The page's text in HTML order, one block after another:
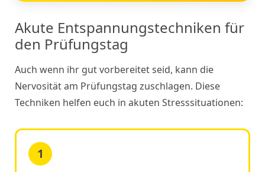
Akute Entspannungstechniken für
den Prüfungstag
Auch wenn ihr gut vorbereitet seid, kann die
Nervosität am Prüfungstag zuschlagen. Diese
Techniken helfen euch in akuten Stresssituationen:
1